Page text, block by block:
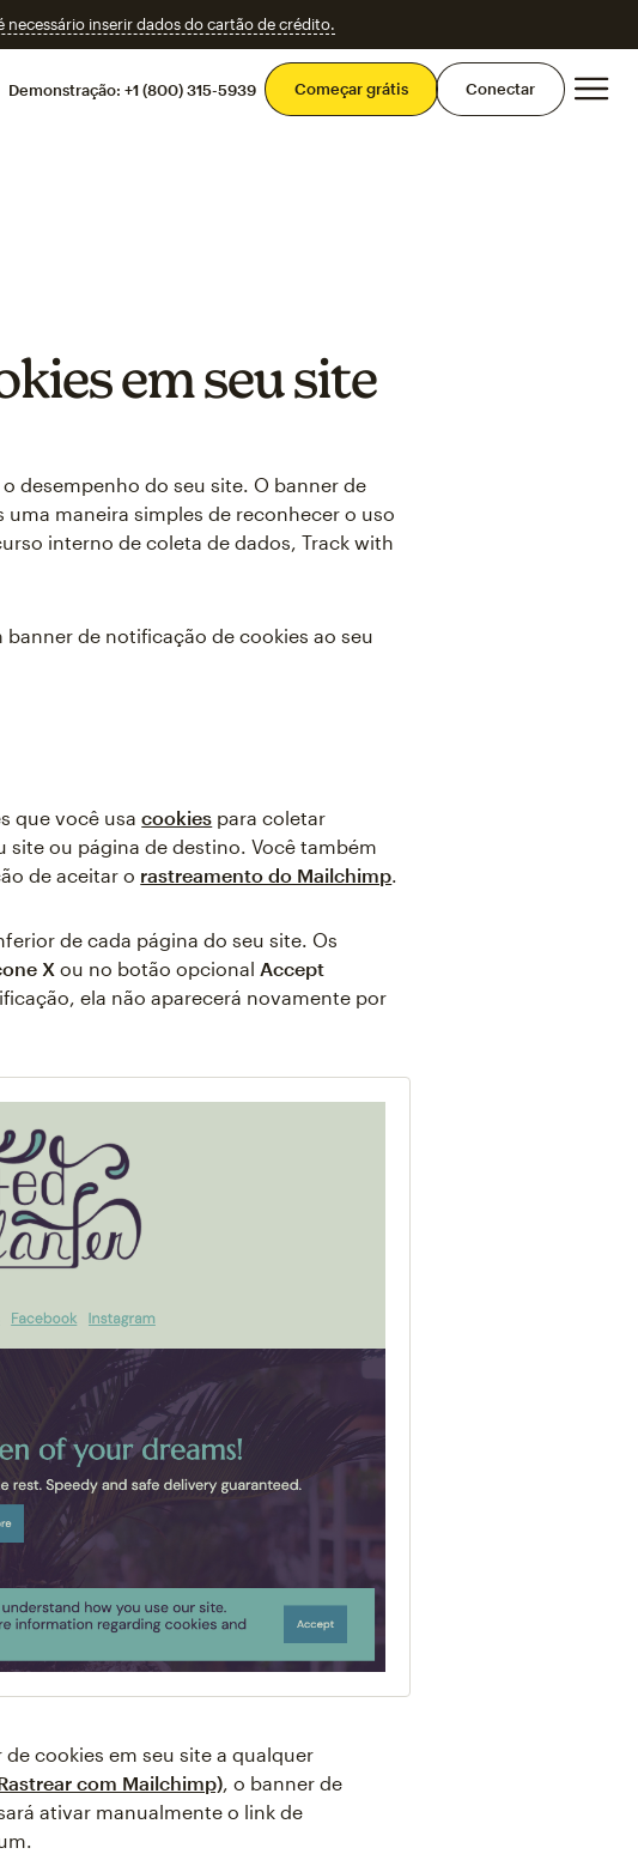
necessário inserir dados do cartão de crédito.
Demonstração: +1 (800) 315-5939 Começar grátis Conectar
em seu site
desempenho do seu site. O banner de
maneira simples de reconhecer o uso
interno de coleta de dados, Track with
de notificação de cookies ao seu
que você usacookies para coletar
ou página de destino. Você também
de aceitar o rastreamento do Mailchimp.
de cada página do seu site. Os
X ou no botão opcional Accept
ela não aparecerá novamente por
cookies em seu site a qualquer
com Mailchimp), o banner de
ativar manualmente o link de